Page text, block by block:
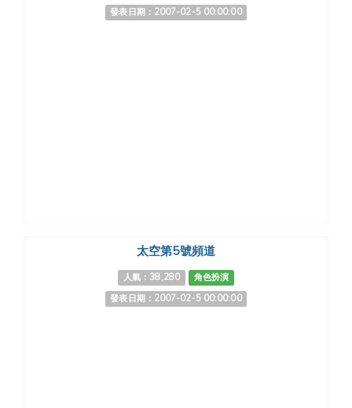
發表日期：2007-02-5 00:00:00
太空第5號頻道
人氣：38,280
角色扮演
發表日期：2007-02-5 00:00:00